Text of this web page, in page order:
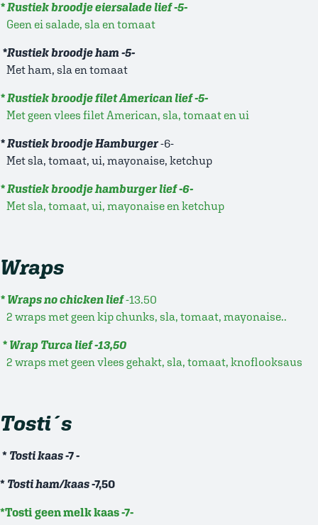
* Rustiek broodje eiersalade lief -5-
Geen ei salade, sla en tomaat
*Rustiek broodje ham -5-
Met ham, sla en tomaat
* Rustiek broodje filet American lief -5-
Met geen vlees filet American, sla, tomaat en ui
* Rustiek broodje Hamburger-6-
Met sla, tomaat, ui, mayonaise, ketchup
* Rustiek broodje hamburger lief -6-
Met sla, tomaat, ui, mayonaise en ketchup
Wraps
* Wraps no chickenlief-13.50
2 wraps met geen kip chunks, sla, tomaat, mayonaise..
* Wrap Turca lief -13,50
2 wraps met geen vlees gehakt, sla, tomaat, knoflooksaus
Tosti´s
* Tosti kaas-7 -
* Tosti ham/kaas-7,50
*Tosti geen melk kaas -7-